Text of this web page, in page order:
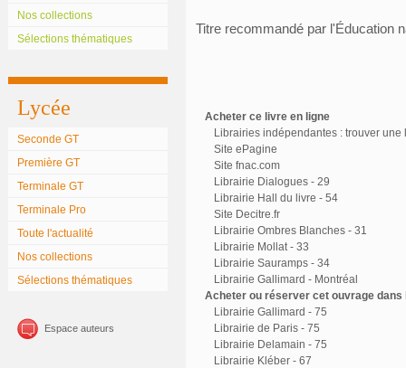
Nos collections
Sélections thématiques
Lycée
Seconde GT
Première GT
Terminale GT
Terminale Pro
Toute l'actualité
Nos collections
Sélections thématiques
Espace auteurs
Titre recommandé par l'Éducation
Acheter ce livre en ligne
Librairies indépendantes : trouver une
Site ePagine
Site fnac.com
Librairie Dialogues - 29
Librairie Hall du livre - 54
Site Decitre.fr
Librairie Ombres Blanches - 31
Librairie Mollat - 33
Librairie Sauramps - 34
Librairie Gallimard - Montréal
Acheter ou réserver cet ouvrage
Librairie Gallimard - 75
Librairie de Paris - 75
Librairie Delamain - 75
Librairie Kléber - 67